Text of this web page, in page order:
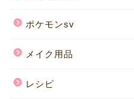
ポケモンsv
メイク用品
レシピ